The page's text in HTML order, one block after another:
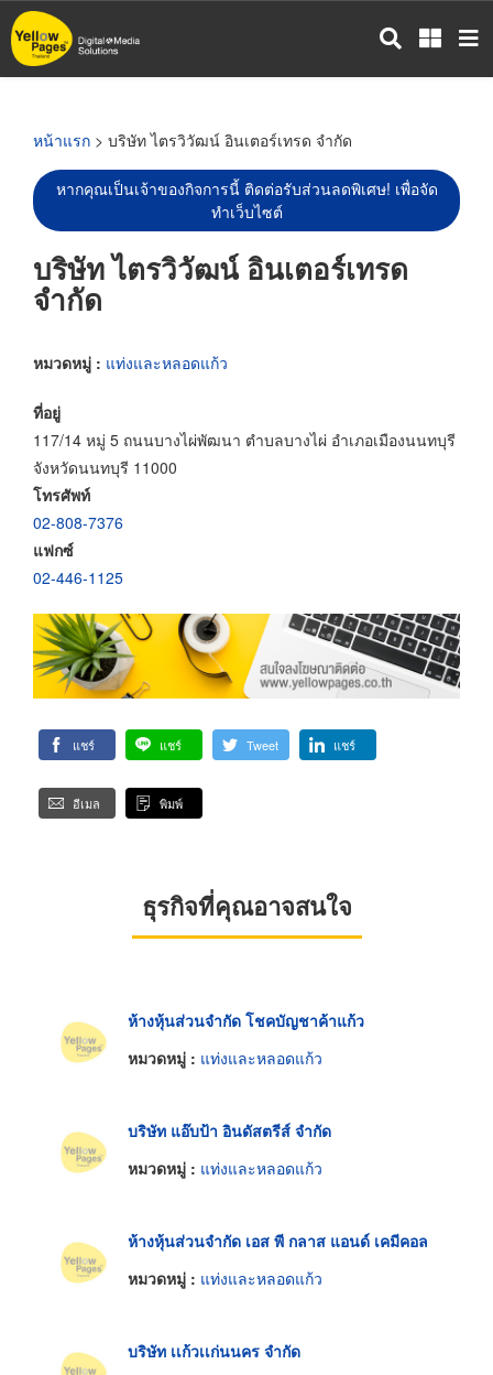
ข้าม
ไป
หน้าแรก > บริษัท ไตรวิวัฒน์ อินเตอร์เทรด จำกัด
หากคุณเป็นเจ้าของกิจการนี้ ติดต่อรับส่วนลดพิเศษ! เพื่อจัด
ทำเว็บไซต์
บริษัท ไตรวิวัฒน์ อินเตอร์เทรด
จำกัด
หมวดหมู่ : แท่งและหลอดแก้ว
ที่อยู่
117/14 หมู่ 5 ถนนบางไผ่พัฒนา ตำบลบางไผ่ อำเภอเมืองนนทบุรี
จังหวัดนนทบุรี 11000
โทรศัพท์
02-808-7376
แฟกซ์
02-446-1125
แชร์ แชร์ Tweet แชร์
อีเมล พิมพ์
ธุรกิจที่คุณอาจสนใจ
ห้างหุ้นส่วนจำกัด โชคบัญชาค้าแก้ว
หมวดหมู่ : แท่งและหลอดแก้ว
บริษัท แอ๊บป้า อินดัสตรีส์ จำกัด
หมวดหมู่ : แท่งและหลอดแก้ว
ห้างหุ้นส่วนจำกัด เอส พี กลาส แอนด์ เคมีคอล
หมวดหมู่ : แท่งและหลอดแก้ว
บริษัท เเก้วเเก่นนคร จำกัด